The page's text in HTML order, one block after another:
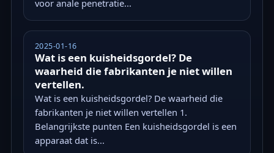
voor anale penetratie...
2025-01-16
Wat is een kuisheidsgordel? De
waarheid die fabrikanten je niet willen
vertellen.
Wat is een kuisheidsgordel? De waarheid die
fabrikanten je niet willen vertellen 1.
Belangrijkste punten Een kuisheidsgordel is een
apparaat dat is...